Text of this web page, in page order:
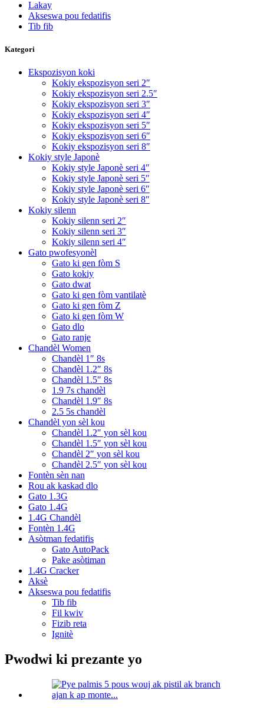
Lakay
Akseswa pou fedatifis
Tib fib
Kategori
Ekspozisyon koki
Kokiy ekspozisyon seri 2″
Kokiy ekspozisyon seri 2.5″
Kokiy ekspozisyon seri 3″
Kokiy ekspozisyon seri 4″
Kokiy ekspozisyon seri 5″
Kokiy ekspozisyon seri 6″
Kokiy ekspozisyon seri 8″
Kokiy style Japonè
Kokiy style Japonè seri 4″
Kokiy style Japonè seri 5″
Kokiy style Japonè seri 6″
Kokiy style Japonè seri 8″
Kokiy silenn
Kokiy silenn seri 2″
Kokiy silenn seri 3″
Kokiy silenn seri 4″
Gato pwofesyonèl
Gato ki gen fòm S
Gato kokiy
Gato dwat
Gato ki gen fòm vantilatè
Gato ki gen fòm Z
Gato ki gen fòm W
Gato dlo
Gato ranje
Chandèl Women
Chandèl 1″ 8s
Chandèl 1.2″ 8s
Chandèl 1.5″ 8s
1.9 7s chandèl
Chandèl 1.9″ 8s
2.5 5s chandèl
Chandèl yon sèl kou
Chandèl 1.2″ yon sèl kou
Chandèl 1.5″ yon sèl kou
Chandèl 2″ yon sèl kou
Chandèl 2.5″ yon sèl kou
Fontèn sèn nan
Rou ak kaskad dlo
Gato 1.3G
Gato 1.4G
1.4G Chandèl
Fontèn 1.4G
Asòtman fedatifis
Gato AutoPack
Pake asòtiman
1.4G Cracker
Aksè
Akseswa pou fedatifis
Tib fib
Fil kwiv
Fizib reta
Ignitè
Pwodwi ki prezante yo